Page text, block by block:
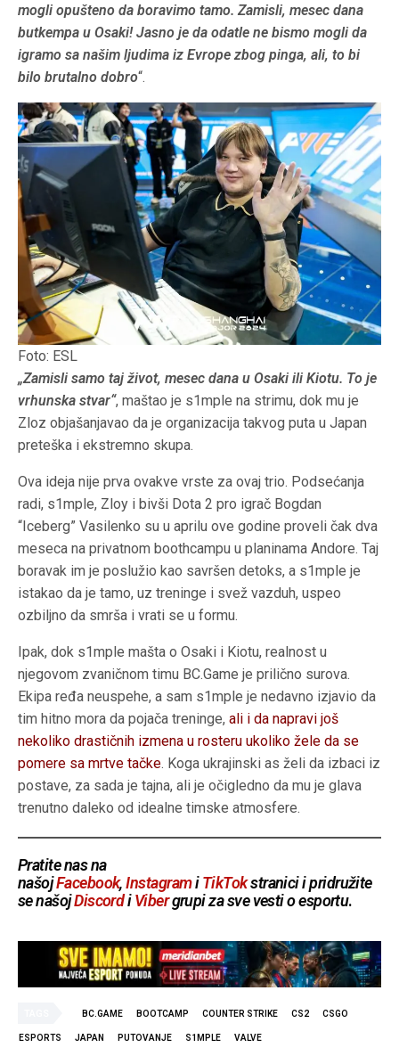
mogli opušteno da boravimo tamo. Zamisli, mesec dana
butkempa u Osaki! Jasno je da odatle ne bismo mogli da
igramo sa našim ljudima iz Evrope zbog pinga, ali, to bi
bilo brutalno dobro“.
Foto: ESL
„Zamisli samo taj život, mesec dana u Osaki ili Kiotu. To je
vrhunska stvar“, maštao je s1mple na strimu, dok mu je
Zloz objašanjavao da je organizacija takvog puta u Japan
preteška i ekstremno skupa.
Ova ideja nije prva ovakve vrste za ovaj trio. Podsećanja
radi, s1mple, Zloy i bivši Dota 2 pro igrač Bogdan
“Iceberg” Vasilenko su u aprilu ove godine proveli čak dva
meseca na privatnom boothcampu u planinama Andore. Taj
boravak im je poslužio kao savršen detoks, a s1mple je
istakao da je tamo, uz treninge i svež vazduh, uspeo
ozbiljno da smrša i vrati se u formu.
Ipak, dok s1mple mašta o Osaki i Kiotu, realnost u
njegovom zvaničnom timu BC.Game je prilično surova.
Ekipa ređa neuspehe, a sam s1mple je nedavno izjavio da
tim hitno mora da pojača treninge,ali i da napravi još
nekoliko drastičnih izmena u rosteru ukoliko žele da se
pomere sa mrtve tačke. Koga ukrajinski as želi da izbaci iz
postave, za sada je tajna, ali je očigledno da mu je glava
trenutno daleko od idealne timske atmosfere.
Pratite nas na
našojFacebook,InstagramiTikTokstranici i pridružite
se našojDiscordiVibergrupi za sve vesti o esportu.
BC.GAME BOOTCAMP COUNTER STRIKE CS2 CSGO
ESPORTS JAPAN PUTOVANJE S1MPLE VALVE